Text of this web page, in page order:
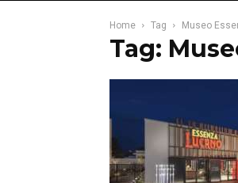
Home Tag Museo
Tag: